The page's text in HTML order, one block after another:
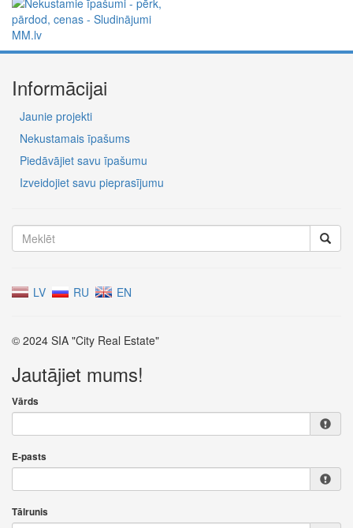
Informācijai
Jaunie projekti
Nekustamais īpašums
Piedāvājiet savu īpašumu
Izveidojiet savu pieprasījumu
LV RU EN
© 2024 SIA "City Real Estate"
Jautājiet mums!
Vārds
E-pasts
Tālrunis